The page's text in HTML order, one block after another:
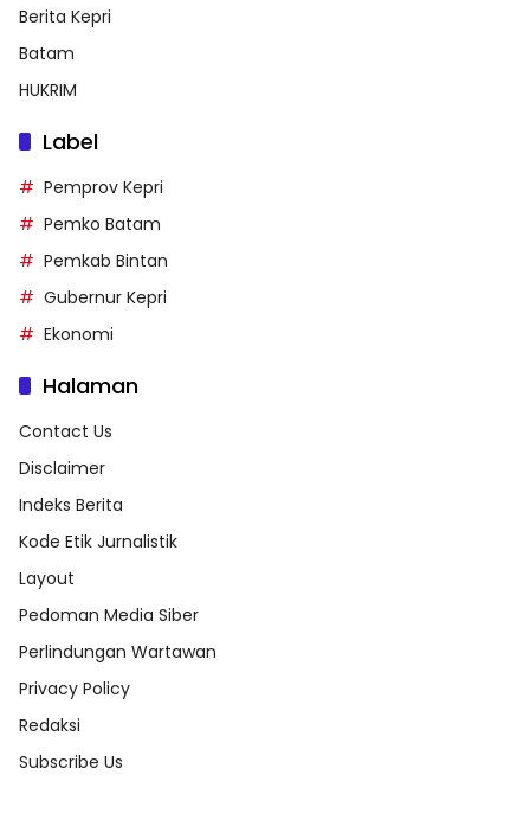
Berita Kepri
Batam
HUKRIM
Label
Pemprov Kepri
Pemko Batam
Pemkab Bintan
Gubernur Kepri
Ekonomi
Halaman
Contact Us
Disclaimer
Indeks Berita
Kode Etik Jurnalistik
Layout
Pedoman Media Siber
Perlindungan Wartawan
Privacy Policy
Redaksi
Subscribe Us